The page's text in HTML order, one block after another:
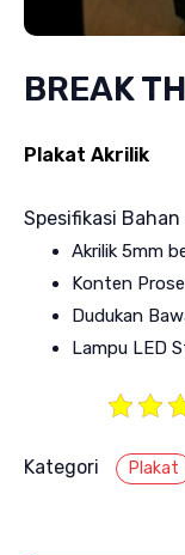
BREAK
Plakat Akrilik
Spesifikasi Bahan
Akrilik 5mm
Konten
Dudukan
Lampu LED
Kategori Plakat